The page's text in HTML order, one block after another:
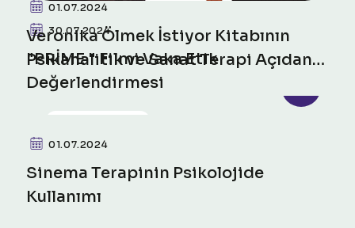
30.07.2024
"PRİME " Filmi Vaka Etik
Değerlendirmesi
01.07.2024
Veronika Ölmek İstiyor Kitabının
Psikanalitik ve Sanat Terapi Açıdan
İncelenmesi
01.07.2024
Sinema Terapinin Psikolojide
Kullanımı